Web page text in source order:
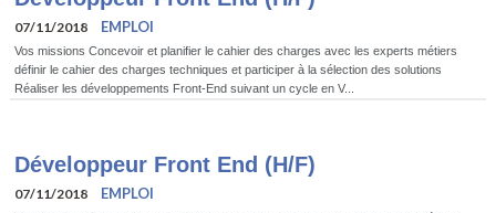
07/11/2018 EMPLOI
Vos missions Concevoir et planifier le cahier des charges avec les experts métiers
définir le cahier des charges techniques et participer à la sélection des solutions
Réaliser les développements Front-End suivant un cycle en V...
Développeur Front End (H/F)
07/11/2018 EMPLOI